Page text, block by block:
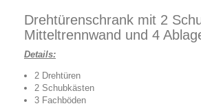
Drehtürenschrank mit 2
Mitteltrennwand und 4
Details:
2 Drehtüren
2 Schubkästen
3 Fachböden